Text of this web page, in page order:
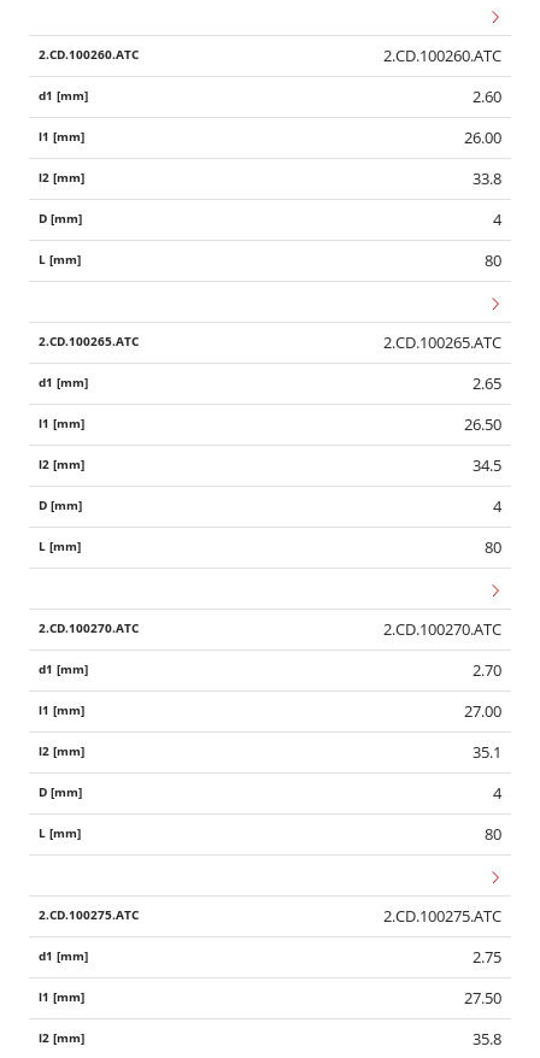
2.CD.100260.ATC
2.60
26.00
33.8
4
80
2.CD.100265.ATC
2.65
26.50
34.5
4
80
2.CD.100270.ATC
2.70
27.00
35.1
4
80
2.CD.100275.ATC
2.75
27.50
35.8